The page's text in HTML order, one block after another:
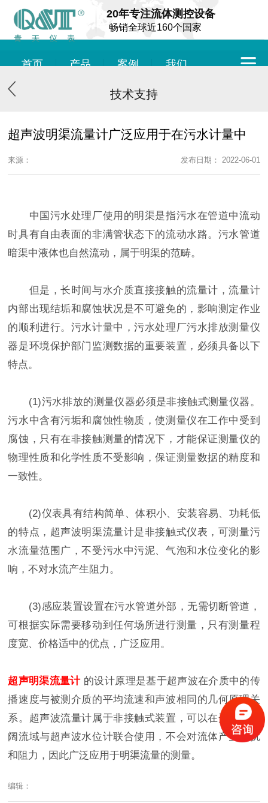
20年专注流体测控设备
畅销全球近160个国家
首页 产品 案例 我们
技术支持
超声波明渠流量计广泛应用于在污水计量中
来源： 发布日期： 2022-06-01
中国污水处理厂使用的明渠是指污水在管道中流动
时具有自由表面的非满管状态下的流动水路。污水管道
暗渠中液体也自然流动，属于明渠的范畴。
但是，长时间与水介质直接接触的流量计，流量计
内部出现结垢和腐蚀状况是不可避免的，影响测定作业
的顺利进行。污水计量中，污水处理厂污水排放测量仪
器是环境保护部门监测数据的重要装置，必须具备以下
特点。
(1)污水排放的测量仪器必须是非接触式测量仪器。
污水中含有污垢和腐蚀性物质，使测量仪在工作中受到
腐蚀，只有在非接触测量的情况下，才能保证测量仪的
物理性质和化学性质不受影响，保证测量数据的精度和
一致性。
(2)仪表具有结构简单、体积小、安装容易、功耗低
的特点，超声波明渠流量计是非接触式仪表，可测量污
水流量范围广，不受污水中污泥、气泡和水位变化的影
响，不对水流产生阻力。
(3)感应装置设置在污水管道外部，无需切断管道，
可根据实际需要移动到任何场所进行测量，只有测量程
度宽、价格适中的优点，广泛应用。
超声明渠流量计 的设计原理是基于超声波在介质中的传
播速度与被测介质的平均流速和声波相同的几何原理关
系。超声波流量计属于非接触式装置，可以在开放的广
阔流域与超声波水位计联合使用，不会对流体产生干扰
和阻力，因此广泛应用于明渠流量的测量。
编辑：